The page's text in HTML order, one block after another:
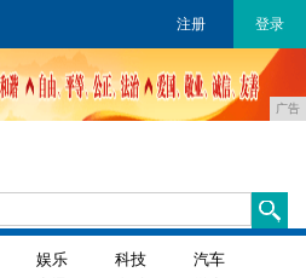
注册 登录
广告
娱乐 科技
汽车